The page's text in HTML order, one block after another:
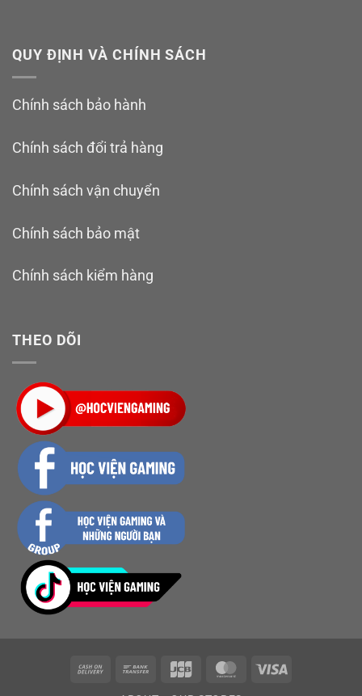
QUY ĐỊNH VÀ CHÍNH SÁCH
Chính sách bảo hành
Chính sách đổi trả hàng
Chính sách vận chuyển
Chính sách bảo mật
Chính sách kiểm hàng
THEO DÕI
Cash
Bank
JCB MasterCard